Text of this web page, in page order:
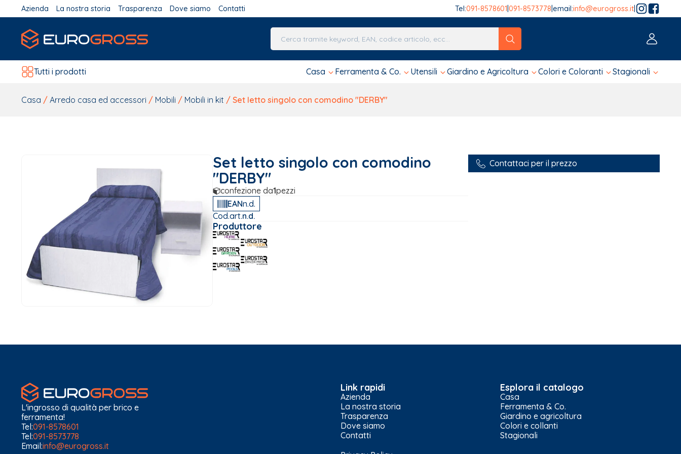
Azienda La nostra storia Trasparenza Dove siamo Contatti Tel:091-8578601 091-8573778 email:info@eurogross.it
Tutti i prodotti
Casa Ferramenta & Co. Utensili Giardino e Agricoltura Colori e Coloranti Stagionali
Casa / Arredo casa ed accessori / Mobili / Mobili in kit / Set letto singolo con comodino "DERBY"
Set letto singolo con comodino
"DERBY"
confezione da1pezzi
EANn.d.
Cod.art.n.d.
Produttore
Contattaci per il prezzo
L'ingrosso di qualità per brico e
ferramenta!
Tel:091-8578601
Tel:091-8573778
Email:info@eurogross.it
Link rapidi
Azienda
La nostra storia
Trasparenza
Dove siamo
Contatti
Esplora il catalogo
Casa
Ferramenta & Co.
Giardino e agricoltura
Colori e collanti
Stagionali